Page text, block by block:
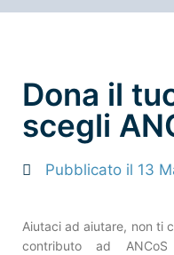
Dona il
scegli
Pubblicato il 13
Aiutaci ad aiutare, non ti
contributo ad ANCoS